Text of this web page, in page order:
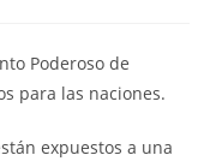
Poderoso de
para las naciones.
expuestos a una